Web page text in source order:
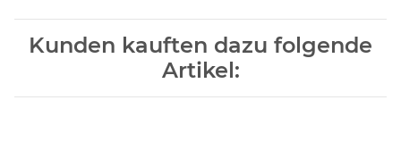
Kunden kauften dazu folgende
Artikel: